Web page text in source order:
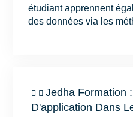
étudiant apprennent
des données via les
Jedha Formation
D'application Dans